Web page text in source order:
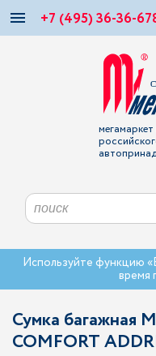
+7 (495) 36-36-
Используйте функцию
время
Сумка багажная
COMFORT